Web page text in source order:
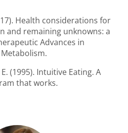
Health considerations for
and remaining unknowns: a
Advances in
(1995). Intuitive Eating. A
that works.